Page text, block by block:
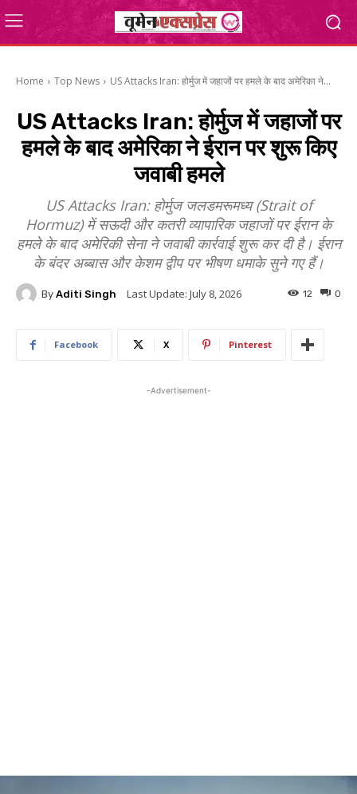
Home Top News US Attacks Iran: होर्मुज में जहाजों पर हमले के बाद अमेरिका ने...
US Attacks Iran: होर्मुज में जहाजों पर
हमले के बाद अमेरिका ने ईरान पर शुरू किए
जवाबी हमले
US Attacks Iran: होर्मुज जलडमरूमध्य (Strait of
Hormuz) में सऊदी और कतरी व्यापारिक जहाजों पर ईरान के
हमले के बाद अमेरिकी सेना ने जवाबी कार्रवाई शुरू कर दी है। ईरान
के बंदर अब्बास और केशम द्वीप पर भीषण धमाके सुने गए हैं।
By Aditi Singh Last Update: July 8, 2026 0
12
Facebook X Pinterest
-Advertisement-